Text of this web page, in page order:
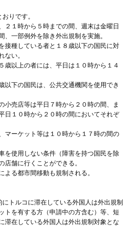
りです。
２１時から５時までの間、週末は金曜日
、一部例外を除き外出規制を実施。
接種している者と１８歳以下の国民に対
ない。
歳以上の者には、平日は１０時から１４
以下の国民は、公共交通機関を使用でき
小売店等は平日７時から２０時の間、ま
日１０時から２０時の間においてそれぞ
マーケット等は１０時から１７時の間の
を使用しない条件（障害を持つ国民を除
店舗に行くことができる。
よる都市間移動も規制される。
トルコに滞在している外国人は外出規制
トを有する方（申請中の方含む）等、短
滞在している外国人は外出規制対象とな